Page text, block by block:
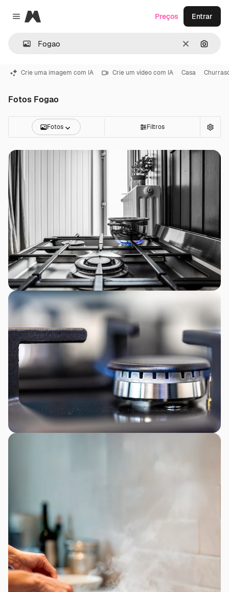
Close menu
Magnific
Limpar
Preços Entrar
Crie uma imagem com IA Crie um vídeo com IA Casa
Fotos Fogao
Fotos Filtros